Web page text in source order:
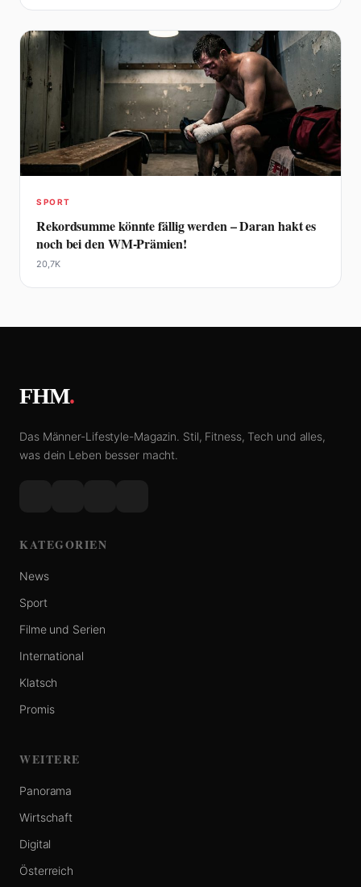
SPORT
Rekordsumme könnte fällig werden – Daran hakt es
noch bei den WM-Prämien!
20,7K
FHM.
Das Männer-Lifestyle-Magazin. Stil, Fitness, Tech und alles,
was dein Leben besser macht.
KATEGORIEN
News
Sport
Filme und Serien
International
Klatsch
Promis
WEITERE
Panorama
Wirtschaft
Digital
Österreich